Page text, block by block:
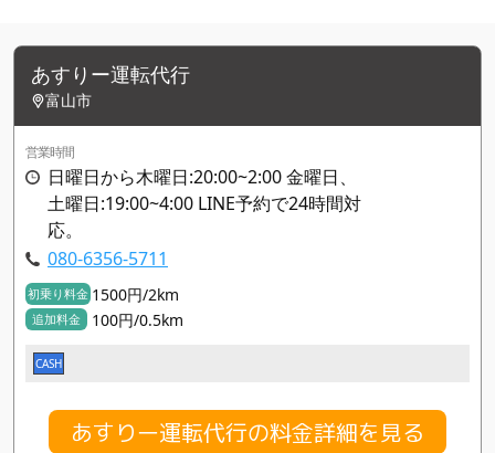
あすりー運転代行
富山市
営業時間
日曜日から木曜日:20:00~2:00 金曜日、
土曜日:19:00~4:00 LINE予約で24時間対
応。
080-6356-5711
初乗り料金 1500円/2km
追加料金 100円/0.5km
CASH
あすりー運転代行の料金詳細を見る